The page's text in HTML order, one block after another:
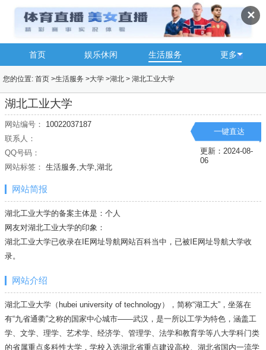
✕
首页 娱乐休闲 生活服务 更多
您的位置: 首页 >生活服务 >大学 >湖北 > 湖北工业大学
湖北工业大学
网站编号：
10022037187
联系人：
QQ号码：
网站标签： 生活服务,大学,湖北
一键直达
更新：2024-08-
06
网站简报
湖北工业大学的备案主体是：个人
网友对湖北工业大学的印象：
湖北工业大学已收录在IE网址导航网站百科当中，已被IE网址导航大学收
录。
网站介绍
湖北工业大学（hubei university of technology），简称“湖工大”，坐落在
有“九省通衢”之称的国家中心城市——武汉，是一所以工学为特色，涵盖工
学、文学、理学、艺术学、经济学、管理学、法学和教育学等八大学科门类
的省属重点多科性大学，学校入选湖北省重点建设高校、湖北省国内一流学